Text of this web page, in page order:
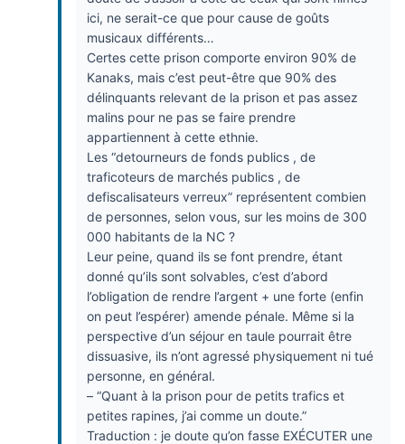
ici, ne serait-ce que pour cause de goûts
musicaux différents…
Certes cette prison comporte environ 90% de
Kanaks, mais c’est peut-être que 90% des
délinquants relevant de la prison et pas assez
malins pour ne pas se faire prendre
appartiennent à cette ethnie.
Les “detourneurs de fonds publics , de
traficoteurs de marchés publics , de
defiscalisateurs verreux” représentent combien
de personnes, selon vous, sur les moins de 300
000 habitants de la NC ?
Leur peine, quand ils se font prendre, étant
donné qu’ils sont solvables, c’est d’abord
l’obligation de rendre l’argent + une forte (enfin
on peut l’espérer) amende pénale. Même si la
perspective d’un séjour en taule pourrait être
dissuasive, ils n’ont agressé physiquement ni tué
personne, en général.
– “Quant à la prison pour de petits trafics et
petites rapines, j’ai comme un doute.”
Traduction : je doute qu’on fasse EXÉCUTER une